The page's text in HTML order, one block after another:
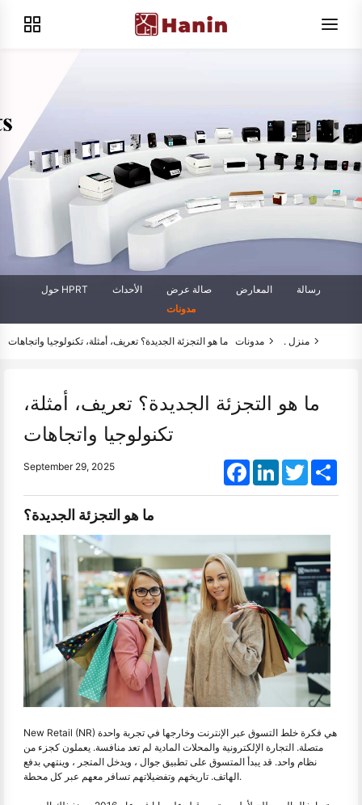
حول HPRT الأحداث صالة عرض المعارض
رسالة
مدونات
منزل . مدونات ما هو التجزئة الجديدة؟ تعريف، أمثلة، تكنولوجيا واتجاهات
ما هو التجزئة الجديدة؟ تعريف، أمثلة،
تكنولوجيا واتجاهات
September 29, 2025 FacebookLinkedInTwitter
ما هو التجزئة الجديدة؟
New Retail (NR) هي فكرة خلط التسوق عبر الإنترنت وخارجها في تجربة واحدة
متصلة. التجارة الإلكترونية والمحلات المادية لم تعد منافسة. يعملون كجزء من
نظام واحد. قد يبدأ المتسوق على تطبيق جوال ، ويدخل المتجر ، وينتهي بدفع
الهاتف. تاريخهم وتفضيلاتهم تسافر معهم عبر كل محطة.